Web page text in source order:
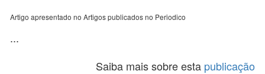
Artigo apresentado no Artigos publicados no Periodico
...
Saiba mais sobre esta publicação